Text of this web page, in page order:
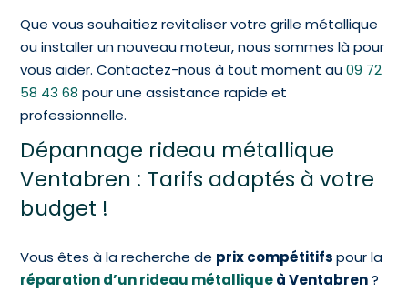
Que vous souhaitiez revitaliser votre grille métallique
ou installer un nouveau moteur, nous sommes là pour
vous aider. Contactez-nous à tout moment au09 72
58 43 68 pour une assistance rapide et
professionnelle.
Dépannage rideau métallique
Ventabren : Tarifs adaptés à votre
budget !
Vous êtes à la recherche de prix compétitifspour la
réparation d’un rideau métalliqueà Ventabren?